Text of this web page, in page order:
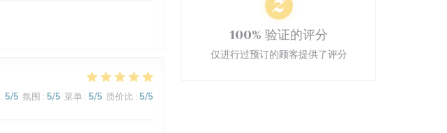
: 5/5 氛围 : 5/5 菜单 : 5/5 质价比 : 5/5
100% 验证的评分
仅进行过预订的顾客提供了评分